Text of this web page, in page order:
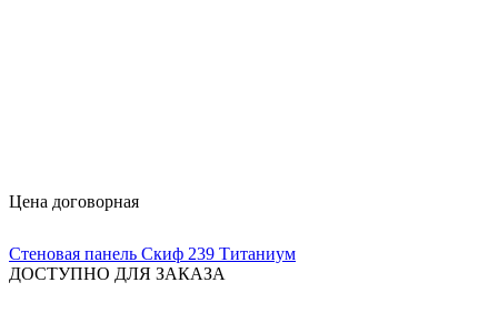
Цена договорная
Стеновая панель Скиф 239 Титаниум
ДОСТУПНО ДЛЯ ЗАКАЗА